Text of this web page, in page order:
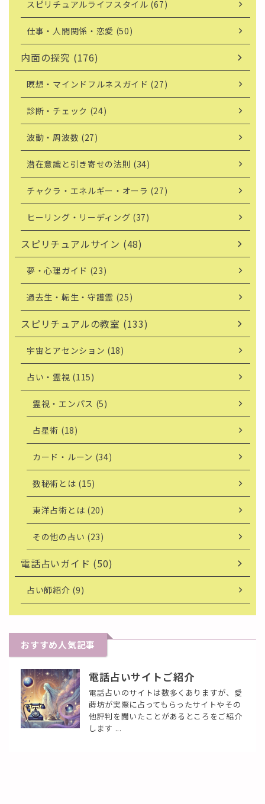
スピリチュアルライフスタイル (67)
仕事・人間関係・恋愛 (50)
内面の探究 (176)
瞑想・マインドフルネスガイド (27)
診断・チェック (24)
波動・周波数 (27)
潜在意識と引き寄せの法則 (34)
チャクラ・エネルギー・オーラ (27)
ヒーリング・リーディング (37)
スピリチュアルサイン (48)
夢・心理ガイド (23)
過去生・転生・守護霊 (25)
スピリチュアルの教室 (133)
宇宙とアセンション (18)
占い・霊視 (115)
霊視・エンパス (5)
占星術 (18)
カード・ルーン (34)
数秘術とは (15)
東洋占術とは (20)
その他の占い (23)
電話占いガイド (50)
占い師紹介 (9)
おすすめ人気記事
電話占いサイトご紹介
電話占いのサイトは数多くありますが、愛
蒔坊が実際に占ってもらったサイトやその
他評判を聞いたことがあるところをご紹介
します ...